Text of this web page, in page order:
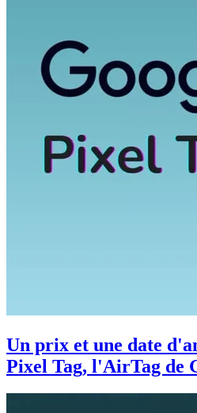
Un prix et une date
Pixel Tag, l'AirTag de